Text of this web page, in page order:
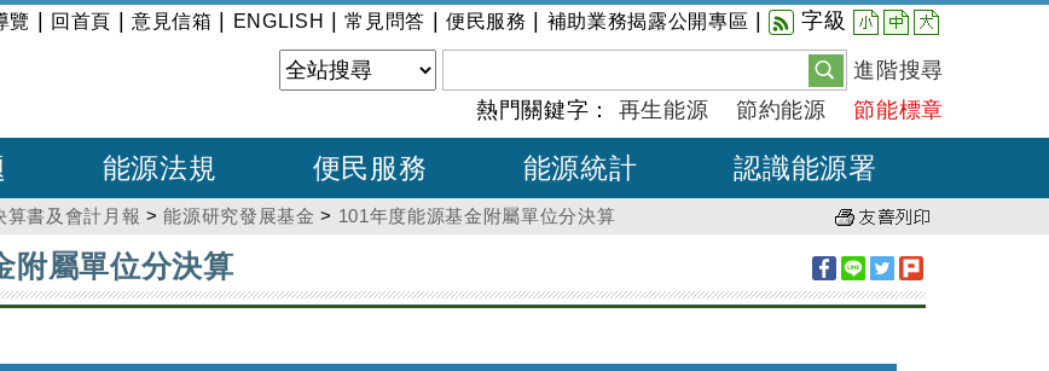
覽 回首頁 意見信箱 ENGLISH |常見問答 便民服務 補助業務揭露公開專區 字級 小 中 大
進階搜尋
熱門關鍵字： 再生能源 節約能源 節能標章
能源法規 便民服務 能源統計 認識能源署
算書及會計月報 >能源研究發展基金 > 101年度能源基金附屬單位分決算
附屬單位分決算